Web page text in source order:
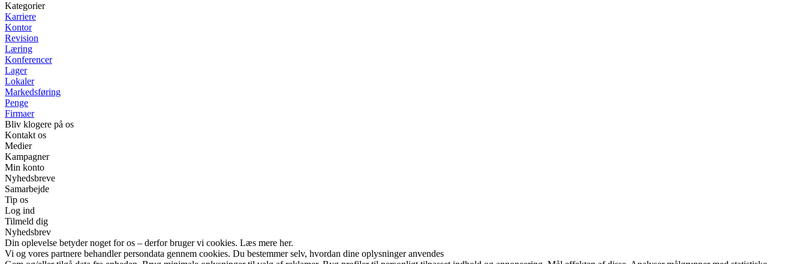
Kategorier
Karriere
Kontor
Revision
Læring
Konferencer
Lager
Lokaler
Markedsføring
Penge
Firmaer
Bliv klogere på os
Kontakt os
Medier
Kampagner
Min konto
Nyhedsbreve
Samarbejde
Tip os
Log ind
Tilmeld dig
Nyhedsbrev
Din oplevelse betyder noget for os – derfor bruger vi cookies. Læs mere her.
Vi og vores partnere behandler persondata gennem cookies. Du bestemmer selv, hvordan dine oplysninger anvendes